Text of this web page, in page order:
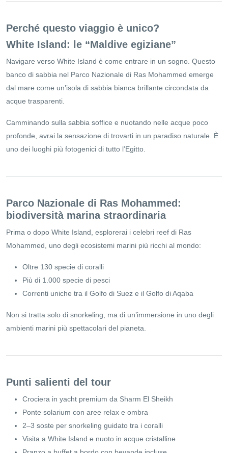
Perché questo viaggio è unico?
White Island: le “Maldive egiziane”
Navigare verso White Island è come entrare in un sogno. Questo
banco di sabbia nel Parco Nazionale di Ras Mohammed emerge
dal mare come un’isola di sabbia bianca brillante circondata da
acque trasparenti.
Camminando sulla sabbia soffice e nuotando nelle acque poco
profonde, avrai la sensazione di trovarti in un paradiso naturale. È
uno dei luoghi più fotogenici di tutto l’Egitto.
Parco Nazionale di Ras Mohammed:
biodiversità marina straordinaria
Prima o dopo White Island, esplorerai i celebri reef di Ras
Mohammed, uno degli ecosistemi marini più ricchi al mondo:
Oltre 130 specie di coralli
Più di 1.000 specie di pesci
Correnti uniche tra il Golfo di Suez e il Golfo di Aqaba
Non si tratta solo di snorkeling, ma di un’immersione in uno degli
ambienti marini più spettacolari del pianeta.
Punti salienti del tour
Crociera in yacht premium da Sharm El Sheikh
Ponte solarium con aree relax e ombra
2–3 soste per snorkeling guidato tra i coralli
Visita a White Island e nuoto in acque cristalline